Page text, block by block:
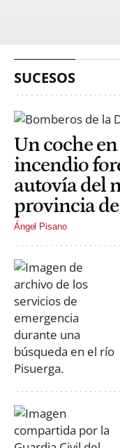
SUCESOS
Un coche
incendio
autovía del
provincia
Ángel Pisano